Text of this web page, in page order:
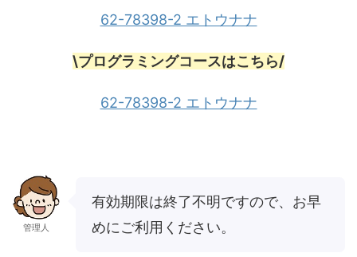
62-78398-2 エトウナナ
\プログラミングコースはこちら/
62-78398-2 エトウナナ
管理人
有効期限は終了不明ですので、お早
めにご利用ください。